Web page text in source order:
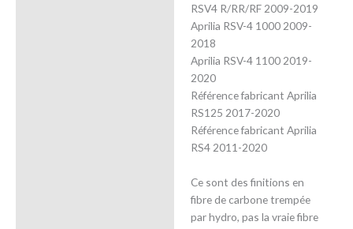
RSV4 R/RR/RF 2009-2019
Aprilia RSV-4 1000 2009-
2018
Aprilia RSV-4 1100 2019-
2020
Référence fabricant Aprilia
RS125 2017-2020
Référence fabricant Aprilia
RS4 2011-2020
Ce sont des finitions en
fibre de carbone trempée
par hydro, pas la vraie fibre